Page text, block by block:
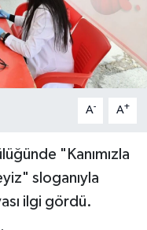
A- A+
"Kanımızla
sloganıyla
ilgi gördü.